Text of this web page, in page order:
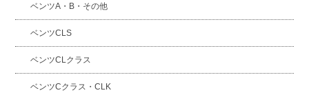
ベンツA・B・その他
ベンツCLS
ベンツCLクラス
ベンツCクラス・CLK